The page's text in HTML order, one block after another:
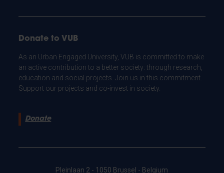
Donate to VUB
As an Urban Engaged University, VUB is committed to make
an active contribution to a better society: through research,
education and social projects. Join us in this commitment.
Support our projects and co-invest in society.
Donate
Pleinlaan 2 - 1050 Brussel - Belgium